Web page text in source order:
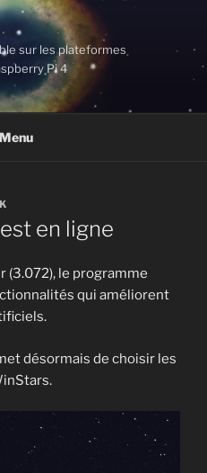
sur les plateformes
Pi 4
Menu
en ligne
(3.072), le programme
qui améliorent
désormais de choisir les